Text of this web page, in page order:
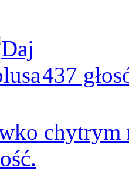
437
chytrym